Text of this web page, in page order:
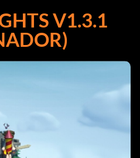
V1.3.1